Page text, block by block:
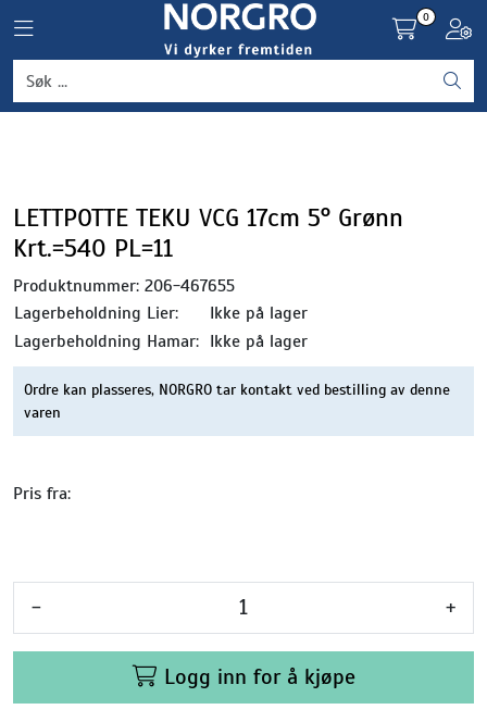
Toggle navigation
0
LETTPOTTE TEKU VCG 17cm 5° Grønn
Krt.=540 PL=11
Produktnummer: 206-467655
Lagerbeholdning Lier:
Ikke på lager
Lagerbeholdning Hamar: Ikke på lager
Ordre kan plasseres, NORGRO tar kontakt ved bestilling av denne
varen
Pris fra:
- +
Logg inn for å kjøpe
Grønnsaker
Frukt og bær
Blomster, potter og brett
Driftsmidler